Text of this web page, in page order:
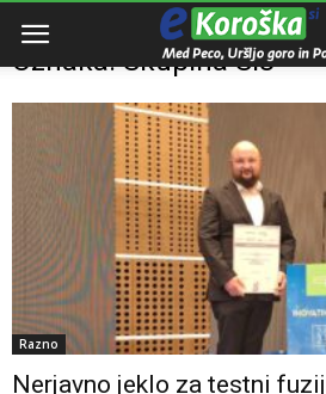
Domov Skupina SIJ
Oznaka: Skupina SIJ
Razno
Nerjavno jeklo za testni